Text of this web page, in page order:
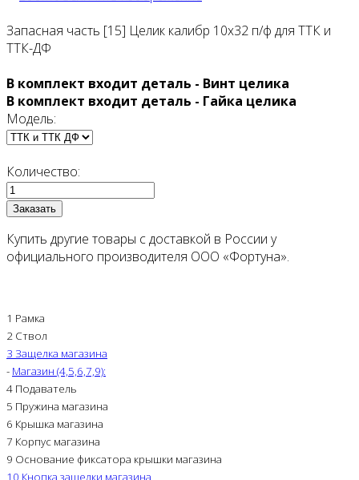
Запасная часть [15] Целик калибр 10х32 п/ф для ТТК и
ТТК-ДФ
В комплект входит деталь - Винт целика
В комплект входит деталь - Гайка целика
Модель:
Количество:
Купить другие товары с доставкой в России у
официального производителя ООО «Фортуна».
1 Рамка
2 Ствол
3 Защелка магазина
- Магазин (4,5,6,7,9):
4 Подаватель
5 Пружина магазина
6 Крышка магазина
7 Корпус магазина
9 Основание фиксатора крышки магазина